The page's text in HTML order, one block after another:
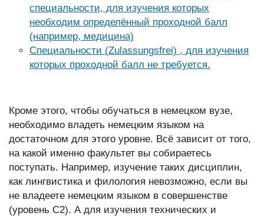
специальности, для изучения которых
необходим определённый проходной балл
(например, медицина)
Cпециальности (Zulassungsfrei) , для изучения
которых проходной балл не требуется.
Кроме этого, чтобы обучаться в немецком вузе,
необходимо владеть немецким языком на
достаточном для этого уровне. Всё зависит от того,
на какой именно факультет вы собираетесь
поступать. Например, изучение таких дисциплин,
как лингвистика и филология невозможно, если вы
не владеете немецким языком в совершенстве
(уровень C2). А для изучения технических и